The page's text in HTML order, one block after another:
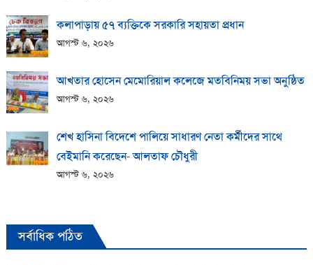
কলাপাড়ায় ​৫৭ ব্যক্তিকে সরকারি সহায়তা প্রধান
আগস্ট ৬, ২০২৬
আখতার হোসেন মেমোরিয়াল কলেজে মতবিনিময় সভা অনুষ্ঠিত
আগস্ট ৬, ২০২৬
শেখ হাসিনা বিদেশে পালিয়ে সাধারণ নেতা কর্মীদের সাথে
বেইমানি করেছেন- আলতাফ চৌধুরী
আগস্ট ৬, ২০২৬
সর্বাধিক পঠিত